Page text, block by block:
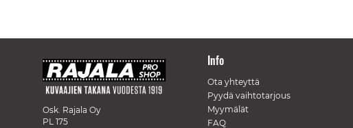
Osk. Rajala Oy
PL 175
Info
Ota yhteyttä
Pyydä vaihtotarjous
Myymälät
FAQ